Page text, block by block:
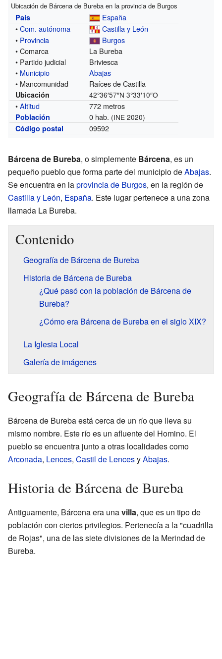
Ubicación de Bárcena de Bureba en la provincia de Burgos
País
España
•Com. autónoma
Castilla y León
• Provincia
Burgos
• Comarca
La Bureba
• Partido judicial
Briviesca
• Municipio
Abajas
• Mancomunidad
Raíces de Castilla
Ubicación 42°36′57″N 3°33′10″O
•Altitud 772 metros
Población 0 hab. (INE 2020)
Código postal
09592
Bárcena de Bureba, o simplemente Bárcena, es un
pequeño pueblo que forma parte del municipio deAbajas.
Se encuentra en laprovincia de Burgos, en la región de
Castilla y León, España. Este lugar pertenece a una zona
llamada La Bureba.
Contenido
Geografía de Bárcena de Bureba
Historia de Bárcena de Bureba
¿Qué pasó con la población de Bárcena de
Bureba?
¿Cómo era Bárcena de Bureba en el siglo XIX?
La Iglesia Local
Galería de imágenes
Geografía de Bárcena de Bureba
Bárcena de Bureba está cerca de un río que lleva su
mismo nombre. Este río es un afluente del Homino. El
pueblo se encuentra junto a otras localidades como
Arconada, Lences, Castil de LencesyAbajas.
Historia de Bárcena de Bureba
Antiguamente, Bárcena era unavilla, que es un tipo de
población con ciertos privilegios. Pertenecía a la "cuadrilla
de Rojas", una de las siete divisiones de la Merindad de
Bureba.